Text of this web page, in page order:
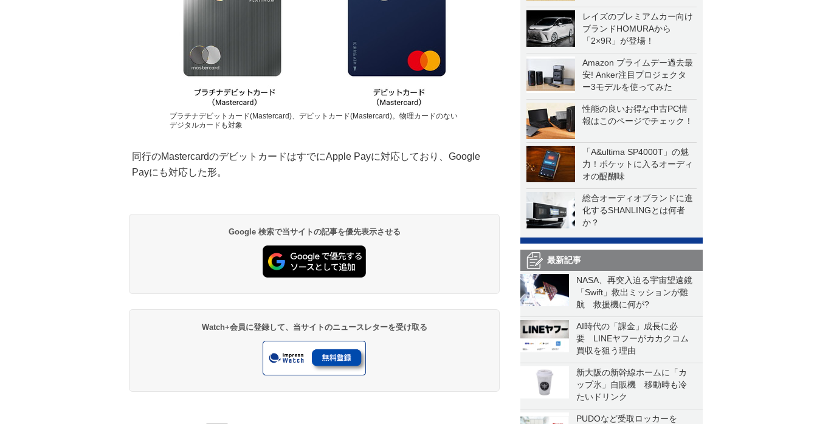
レイズのプレミアムカー向け
ブランドHOMURAから
「2×9R」が登場！
Amazon プライムデー過去最
安! Anker注目プロジェクタ
ー3モデルを使ってみた
性能の良いお得な中古PC情
報はこのページでチェック！
「A&ultima SP4000T」の魅
力！ポケットに入るオーディ
オの醍醐味
総合オーディオブランドに進
化するSHANLINGとは何者
か？
最新記事
NASA、再突入迫る宇宙望遠鏡
「Swift」救出ミッションが難
航 救援機に何が?
AI時代の「課金」成長に必
要 LINEヤフーがカカクコム
買収を狙う理由
新大阪の新幹線ホームに「カ
ップ氷」自販機 移動時も冷
たいドリンク
PUDOなど受取ロッカーを
プラチナデビットカード(Mastercard)、デビットカード(Mastercard)。物理カードのない
デジタルカードも対象
同行のMastercardのデビットカードはすでにApple Payに対応しており、Google
Payにも対応した形。
Google 検索で当サイトの記事を優先表示させる
Watch+会員に登録して、当サイトのニュースレターを受け取る